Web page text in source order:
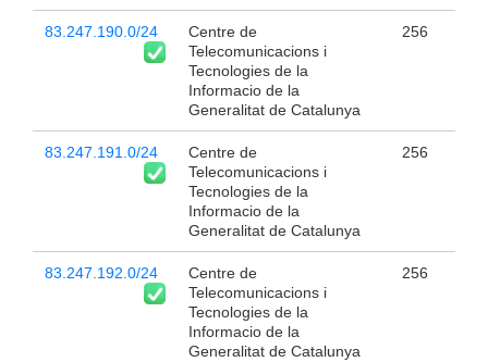
83.247.190.0/24
Centre de
Telecomunicacions i
Tecnologies de la
Informacio de la
Generalitat de Catalunya
256
83.247.191.0/24
Centre de
Telecomunicacions i
Tecnologies de la
Informacio de la
Generalitat de Catalunya
256
83.247.192.0/24
Centre de
Telecomunicacions i
Tecnologies de la
Informacio de la
Generalitat de Catalunya
256